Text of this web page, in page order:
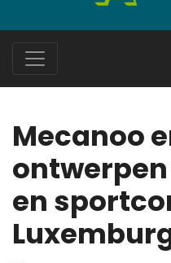
Mecanoo
en